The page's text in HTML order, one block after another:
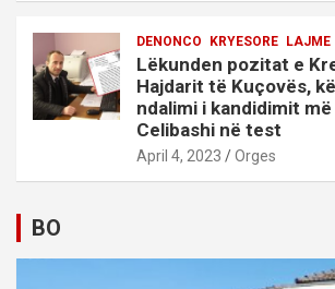
DENONCO KRYESORE LAJME
Lëkunden pozitat e
Hajdarit të Kuçovës,
ndalimi i kandidimit
Celibashi në test
April 4, 2023 Orges
BO